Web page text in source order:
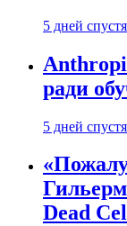
5 дней спустя
ради
5 дней спустя
Dead